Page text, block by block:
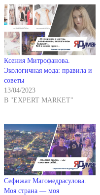
Ксения Митрофанова.
Экологичная мода: правила и
советы
13/04/2023
В "EXPERT MARKET"
Сефижат Магомедрасулова.
Моя страна — моя